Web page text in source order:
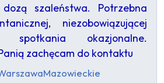
szaleństwa. Potrzebna
niezobowiązującej
okazjonalne.
zachęcam do kontaktu
Mazowieckie